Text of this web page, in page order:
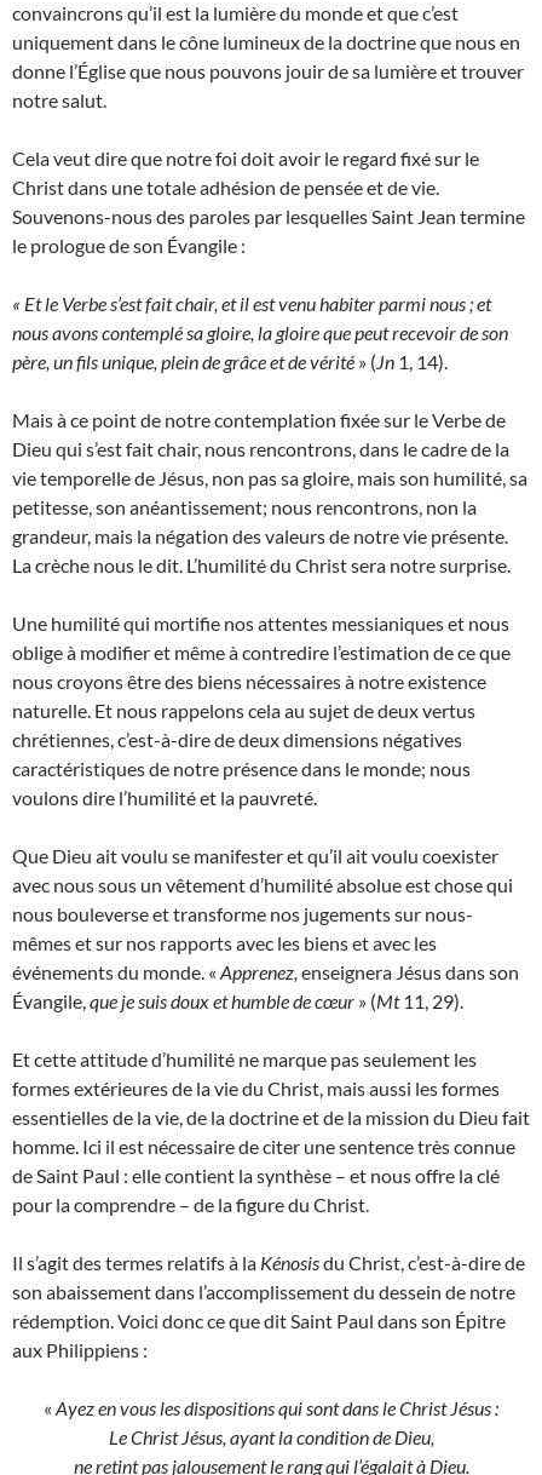
convaincrons qu’il est la lumière du monde et que c’est
uniquement dans le cône lumineux de la doctrine que nous en
donne l’Église que nous pouvons jouir de sa lumière et trouver
notre salut.
Cela veut dire que notre foi doit avoir le regard fixé sur le
Christ dans une totale adhésion de pensée et de vie.
Souvenons-nous des paroles par lesquelles Saint Jean termine
le prologue de son Évangile :
« Et le Verbe s’est fait chair, et il est venu habiter parmi nous ; et
nous avons contemplé sa gloire, la gloire que peut recevoir de son
père, un fils unique, plein de grâce et de vérité » (Jn 1, 14).
Mais à ce point de notre contemplation fixée sur le Verbe de
Dieu qui s’est fait chair, nous rencontrons, dans le cadre de la
vie temporelle de Jésus, non pas sa gloire, mais son humilité, sa
petitesse, son anéantissement; nous rencontrons, non la
grandeur, mais la négation des valeurs de notre vie présente.
La crèche nous le dit. L’humilité du Christ sera notre surprise.
Une humilité qui mortifie nos attentes messianiques et nous
oblige à modifier et même à contredire l’estimation de ce que
nous croyons être des biens nécessaires à notre existence
naturelle. Et nous rappelons cela au sujet de deux vertus
chrétiennes, c’est-à-dire de deux dimensions négatives
caractéristiques de notre présence dans le monde; nous
voulons dire l’humilité et la pauvreté.
Que Dieu ait voulu se manifester et qu’il ait voulu coexister
avec nous sous un vêtement d’humilité absolue est chose qui
nous bouleverse et transforme nos jugements sur nous-
mêmes et sur nos rapports avec les biens et avec les
événements du monde. « Apprenez, enseignera Jésus dans son
Évangile,que je suis doux et humble de cœur » (Mt11, 29).
Et cette attitude d’humilité ne marque pas seulement les
formes extérieures de la vie du Christ, mais aussi les formes
essentielles de la vie, de la doctrine et de la mission du Dieu fait
homme. Ici il est nécessaire de citer une sentence très connue
de Saint Paul : elle contient la synthèse – et nous offre la clé
pour la comprendre – de la figure du Christ.
Il s’agit des termes relatifs à la Kénosisdu Christ, c’est-à-dire de
son abaissement dans l’accomplissement du dessein de notre
rédemption. Voici donc ce que dit Saint Paul dans son Épitre
aux Philippiens :
« Ayez en vous les dispositions qui sont dans le Christ Jésus :
Le Christ Jésus, ayant la condition de Dieu,
ne retint pas jalousement le rang qui l’égalait à Dieu.